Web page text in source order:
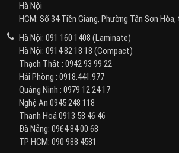
Hà Nội
HCM: Số 34 Tiền Giang, Phường Tân Sơn
Hà Nội: 091 160 1408 (Laminate)
Hà Nội: 0914 82 18 18 (Compact)
Thạch Thất : 0942 93 99 22
Hải Phòng : 0918.441.977
Quảng Ninh : 0979 12 24 17
Nghệ An 0945 248 118
Thanh Hoá0913 58 46 46
Đà Nẵng: 0964 84 00 68
TP HCM: 090 988 4581